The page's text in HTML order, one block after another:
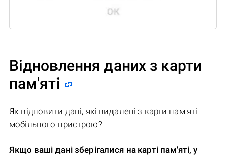
Відновлення даних з карти
пам'яті
Як відновити дані, які видалені з карти пам'яті
мобільного пристрою?
Якщо ваші дані зберігалися на карті пам'яті, у